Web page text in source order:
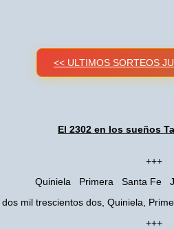
<< ULTIMOS SORTEOS
El 2302 en los sueños
+++
Quiniela Primera Santa Fe
dos mil trescientos dos, Quiniela,
+++